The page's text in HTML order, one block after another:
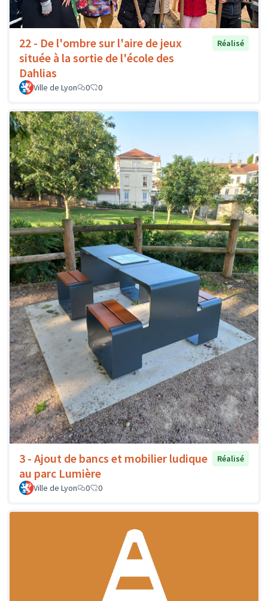
22 - De l'ombre sur l'aire de jeux
située à la sortie de l'école des
Dahlias
Réalisé
Ville de Lyon 0 0
3 - Ajout de bancs et mobilier ludique
au parc Lumière
Réalisé
Ville de Lyon 0 0